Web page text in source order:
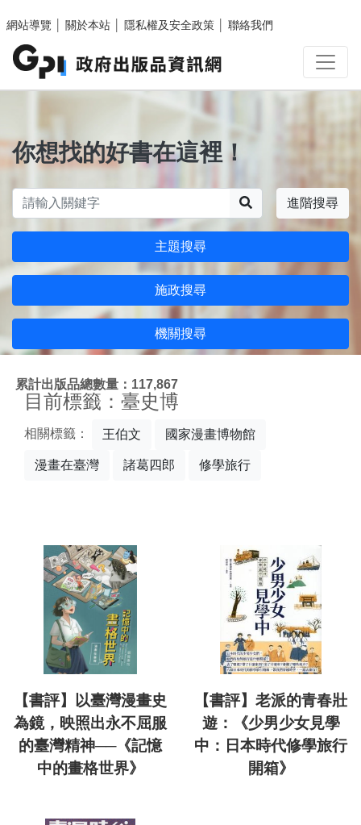
網站導覽
關於本站 隱私權及安全政策 聯絡我們
你想找的好書在這裡！
進階搜尋
主題搜尋
施政搜尋
機關搜尋
累計出版品總數量：117,867
目前標籤：臺史博
相關標籤： 王伯文 國家漫畫博物館
漫畫在臺灣 諸葛四郎 修學旅行
【書評】以臺灣漫畫史
為鏡，映照出永不屈服
的臺灣精神──《記憶
中的畫格世界》
【書評】老派的青春壯
遊：《少男少女見學
中：日本時代修學旅行
開箱》